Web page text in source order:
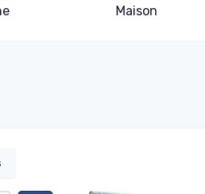
Maison